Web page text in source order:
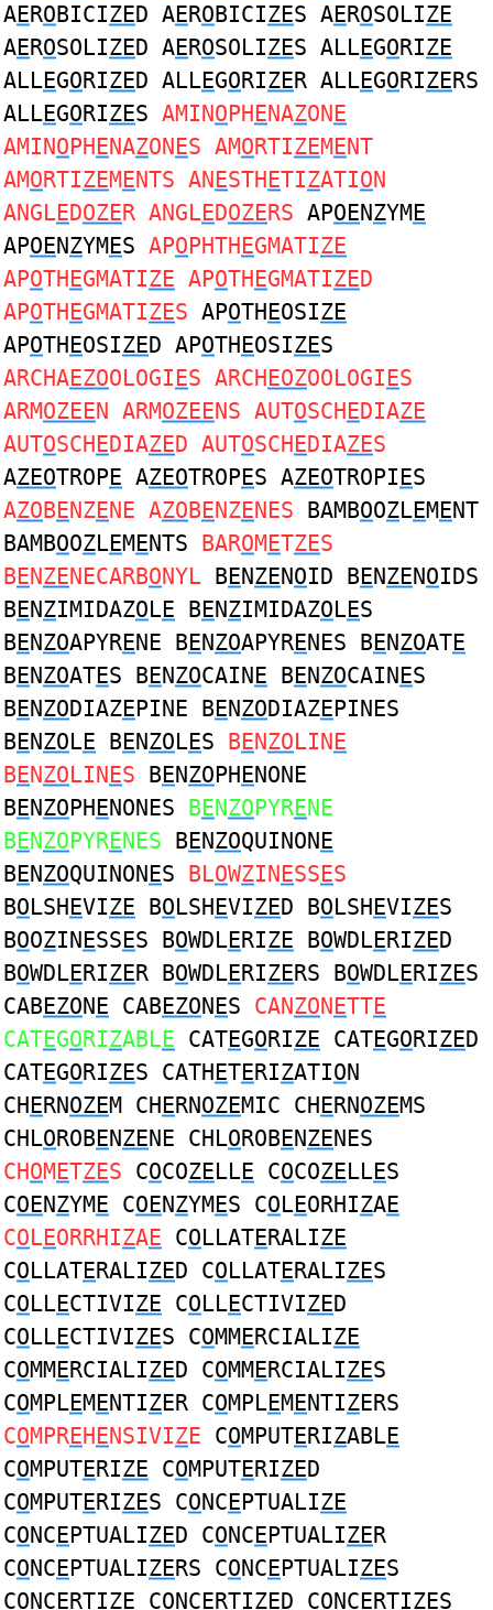
AEROBICIZED AEROBICIZES AEROSOLIZE
AEROSOLIZED AEROSOLIZES ALLEGORIZE
ALLEGORIZED ALLEGORIZER ALLEGORIZERS
ALLEGORIZES AMINOPHENAZONE
AMINOPHENAZONES AMORTIZEMENT
AMORTIZEMENTS ANESTHETIZATION
ANGLEDOZER ANGLEDOZERS APOENZYME
APOENZYMES APOPHTHEGMATIZE
APOTHEGMATIZE APOTHEGMATIZED
APOTHEGMATIZES APOTHEOSIZE
APOTHEOSIZED APOTHEOSIZES
ARCHAEZOOLOGIES ARCHEOZOOLOGIES
ARMOZEEN ARMOZEENS AUTOSCHEDIAZE
AUTOSCHEDIAZED AUTOSCHEDIAZES
AZEOTROPE AZEOTROPES AZEOTROPIES
AZOBENZENE AZOBENZENES BAMBOOZLEMENT
BAMBOOZLEMENTS BAROMETZES
BENZENECARBONYL BENZENOID BENZENOIDS
BENZIMIDAZOLE BENZIMIDAZOLES
BENZOAPYRENE BENZOAPYRENES BENZOATE
BENZOATES BENZOCAINE BENZOCAINES
BENZODIAZEPINE BENZODIAZEPINES
BENZOLE BENZOLES BENZOLINE
BENZOLINES BENZOPHENONE
BENZOPHENONES BENZOPYRENE
BENZOPYRENES BENZOQUINONE
BENZOQUINONES BLOWZINESSES
BOLSHEVIZE BOLSHEVIZED BOLSHEVIZES
BOOZINESSES BOWDLERIZE BOWDLERIZED
BOWDLERIZER BOWDLERIZERS BOWDLERIZES
CABEZONE CABEZONES CANZONETTE
CATEGORIZABLE CATEGORIZE CATEGORIZED
CATEGORIZES CATHETERIZATION
CHERNOZEM CHERNOZEMIC CHERNOZEMS
CHLOROBENZENE CHLOROBENZENES
CHOMETZES COCOZELLE COCOZELLES
COENZYME COENZYMES COLEORHIZAE
COLEORRHIZAE COLLATERALIZE
COLLATERALIZED COLLATERALIZES
COLLECTIVIZE COLLECTIVIZED
COLLECTIVIZES COMMERCIALIZE
COMMERCIALIZED COMMERCIALIZES
COMPLEMENTIZER COMPLEMENTIZERS
COMPREHENSIVIZE COMPUTERIZABLE
COMPUTERIZE COMPUTERIZED
COMPUTERIZES CONCEPTUALIZE
CONCEPTUALIZED CONCEPTUALIZER
CONCEPTUALIZERS CONCEPTUALIZES
CONCERTIZE CONCERTIZED CONCERTIZES